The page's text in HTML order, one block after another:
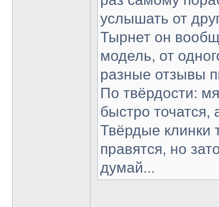
услышать от
Тырнет он
модель, от
разные отзывы
По твёрдости:
быстро точатся,
Твёрдые клинки
правятся, но
думай...